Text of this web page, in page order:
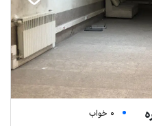
0 خواب